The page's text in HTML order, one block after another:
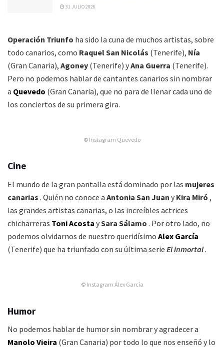
31 JULIO 2026
Operación Triunfo ha sido la cuna de muchos artistas, sobre
todo canarios, como Raquel San Nicolás (Tenerife), Nía
(Gran Canaria), Agoney (Tenerife) yAna Guerra (Tenerife).
Pero no podemos hablar de cantantes canarios sin nombrar
a Quevedo (Gran Canaria), que no para de llenar cada uno de
los conciertos de su primera gira.
© Instagram Quevedo
Cine
El mundo de la gran pantalla está dominado por las mujeres
canarias . Quién no conoce a Antonia San Juan y Kira Miró ,
las grandes artistas canarias, o las increíbles actrices
chicharreras Toni Acosta ySara Sálamo . Por otro lado, no
podemos olvidarnos de nuestro queridísimo Alex García
(Tenerife) que ha triunfado con su última serie El inmortal.
© Instagram Álex García
Humor
No podemos hablar de humor sin nombrar y agradecer a
Manolo Vieira (Gran Canaria) por todo lo que nos enseñó y lo